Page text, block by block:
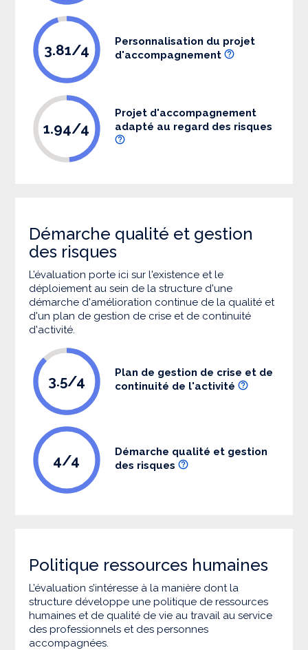
3.81/4
Personnalisation du projet
d'accompagnement
1.94/4
Projet d'accompagnement
adapté au regard des risques
Démarche qualité et gestion
des risques
L’évaluation porte ici sur l'existence et le
déploiement au sein de la structure d'une
démarche d'amélioration continue de la qualité et
d'un plan de gestion de crise et de continuité
d'activité.
3.5/4
Plan de gestion de crise et de
continuité de l'activité
4/4
Démarche qualité et gestion
des risques
Politique ressources humaines
L’évaluation s’intéresse à la manière dont la
structure développe une politique de ressources
humaines et de qualité de vie au travail au service
des professionnels et des personnes
accompagnées.